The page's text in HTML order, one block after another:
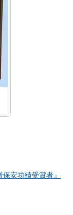
安功績受賞者』